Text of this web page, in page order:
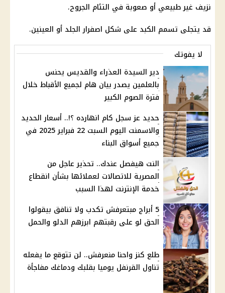
نزيف غير طبيعي أو صعوبة في التئام الجروح.
قد يتجلى تسمم الكبد على شكل اصفرار الجلد أو العينين.
لا يفوتك
دير السيدة العذراء والقديس يحنس
بالعلمين يصدر بيان هام لجميع الأقباط خلال
فترة الصوم الكبير
حديد عز سجل كام انهارده ؟!.. أسعار الحديد
والاسمنت اليوم السبت 22 فبراير 2025 في
جميع أسواق البناء
النت هيفصل عندك.. تحذير عاجل من
المصرية للاتصالات لعملائها بشأن انقطاع
خدمة الإنترنت لهذا السبب
5 أبراج مبتعرفش تكدب ولا تنافق بيقولوا
الحق لو على رقبتهم ابرزهم الدلو والحمل
طلع كنز واحنا منعرفش.. لن تتوقع ما يفعله
تناول القرنفل يوميا بقلبك ودماغك مفاجأة